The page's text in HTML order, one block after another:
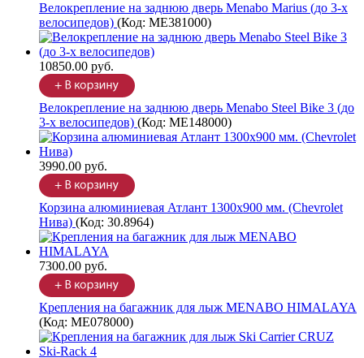
Велокрепление на заднюю дверь Menabo Marius (до 3-х
велосипедов) (Код: ME381000)
10850.00 руб.
Велокрепление на заднюю дверь Menabo Steel Bike 3 (до
3-х велосипедов) (Код: ME148000)
3990.00 руб.
Корзина алюминиевая Атлант 1300х900 мм. (Chevrolet
Нива) (Код: 30.8964)
7300.00 руб.
Крепления на багажник для лыж MENABO HIMALAYA
(Код: ME078000)